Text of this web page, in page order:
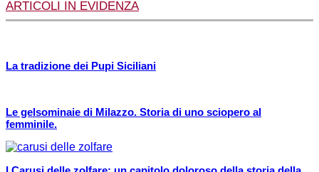
ARTICOLI IN EVIDENZA
La tradizione dei Pupi Siciliani
Le gelsominaie di Milazzo. Storia di uno sciopero al
femminile.